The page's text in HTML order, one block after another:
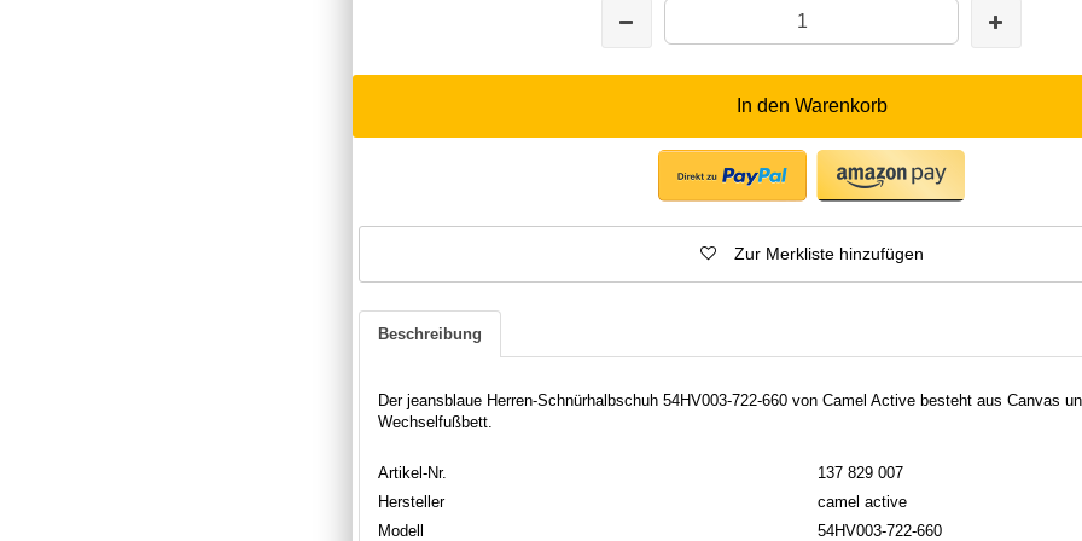
In den Warenkorb
Zur Merkliste hinzufügen
Beschreibung
Der jeansblaue Herren-Schnürhalbschuh 54HV003-722-660 von Camel Active besteht aus Canvas
Wechselfußbett.
Artikel-Nr.
137 829 007
Hersteller
camel active
Modell
54HV003-722-660